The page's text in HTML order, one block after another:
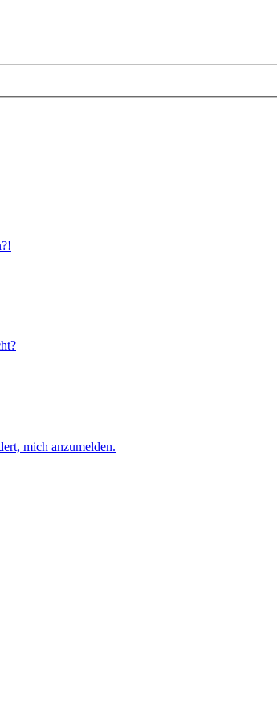
mich anzumelden.